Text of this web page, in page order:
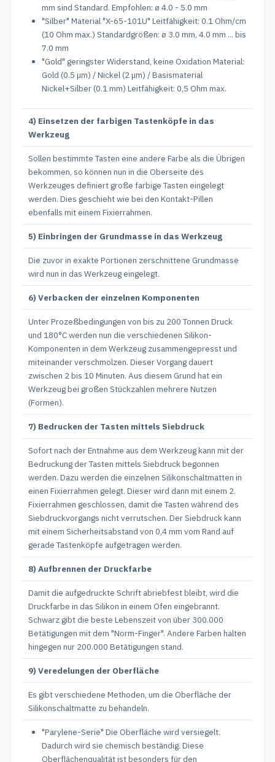
mm sind Standard. Empfohlen: ø 4.0 - 5.0 mm
"Silber" Material "X-65-101U" Leitfähigkeit: 0.1 Ohm/cm
(10 Ohm max.) Standardgrößen: ø 3.0 mm, 4.0 mm ... bis
7.0 mm
"Gold" geringster Widerstand, keine Oxidation Material:
Gold (0.5 µm) / Nickel (2 µm) / Basismaterial
Nickel+Silber (0.1 mm) Leitfähigkeit: 0,5 Ohm max.
4) Einsetzen der farbigen Tastenköpfe in das
Werkzeug
Sollen bestimmte Tasten eine andere Farbe als die Übrigen
bekommen, so können nun in die Oberseite des
Werkzeuges definiert große farbige Tasten eingelegt
werden. Dies geschieht wie bei den Kontakt-Pillen
ebenfalls mit einem Fixierrahmen.
5) Einbringen der Grundmasse in das Werkzeug
Die zuvor in exakte Portionen zerschnittene Grundmasse
wird nun in das Werkzeug eingelegt.
6) Verbacken der einzelnen Komponenten
Unter Prozeßbedingungen von bis zu 200 Tonnen Druck
und 180°C werden nun die verschiedenen Silikon-
Komponenten in dem Werkzeug zusammengepresst und
miteinander verschmolzen. Dieser Vorgang dauert
zwischen 2 bis 10 Minuten. Aus diesem Grund hat ein
Werkzeug bei großen Stückzahlen mehrere Nutzen
(Formen).
7) Bedrucken der Tasten mittels Siebdruck
Sofort nach der Entnahme aus dem Werkzeug kann mit der
Bedruckung der Tasten mittels Siebdruck begonnen
werden. Dazu werden die einzelnen Silikonschaltmatten in
einen Fixierrahmen gelegt. Dieser wird dann mit einem 2.
Fixierrahmen geschlossen, damit die Tasten während des
Siebdruckvorgangs nicht verrutschen. Der Siebdruck kann
mit einem Sicherheitsabstand von 0,4 mm vom Rand auf
gerade Tastenköpfe aufgetragen werden.
8) Aufbrennen der Druckfarbe
Damit die aufgedruckte Schrift abriebfest bleibt, wird die
Druckfarbe in das Silikon in einem Ofen eingebrannt.
Schwarz gibt die beste Lebenszeit von über 300.000
Betätigungen mit dem "Norm-Finger". Andere Farben halten
hingegen nur 200.000 Betätigungen stand.
9) Veredelungen der Oberfläche
Es gibt verschiedene Methoden, um die Oberfläche der
Silikonschaltmatte zu behandeln.
"Parylene-Serie" Die Oberfläche wird versiegelt.
Dadurch wird sie chemisch beständig. Diese
Oberflächenqualität ist besonders für den